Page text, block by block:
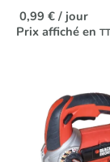
0,99 € / jour
Prix affiché en